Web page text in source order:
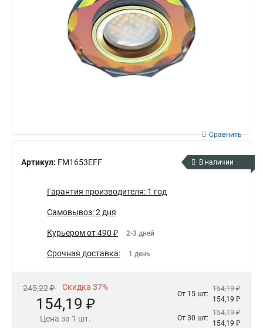
Артикул: FM1653EFF
Сравнить
В наличии
Гарантия производителя: 1 год
Самовывоз: 2 дня
Курьером от 490 ₽ 2-3 дней
Срочная доставка: 1 день
245,22 ₽ Скидка 37%
154,19 ₽
Цена за 1 шт.
От 15 шт:
154,19 ₽
154,19 ₽
От 30 шт:
154,19 ₽
154,19 ₽